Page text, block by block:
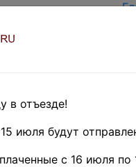
в отъезде!
июля будут
с 16 июля по